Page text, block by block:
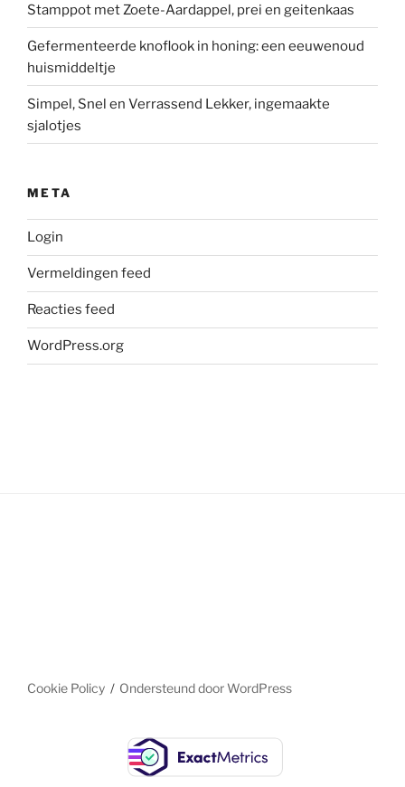
Stamppot met Zoete-Aardappel, prei en geitenkaas
Gefermenteerde knoflook in honing: een eeuwenoud
huismiddeltje
Simpel, Snel en Verrassend Lekker, ingemaakte
sjalotjes
META
Login
Vermeldingen feed
Reacties feed
WordPress.org
Cookie Policy Ondersteund door WordPress